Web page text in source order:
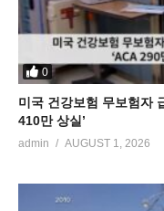
0
미국 건강보험 무보험자
410만 상실’
admin AUGUST 1, 2026